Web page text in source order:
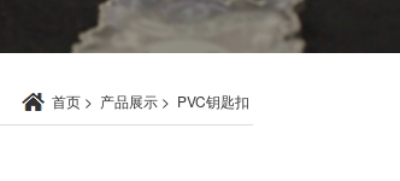
首页 > 产品展示 > PVC钥匙扣